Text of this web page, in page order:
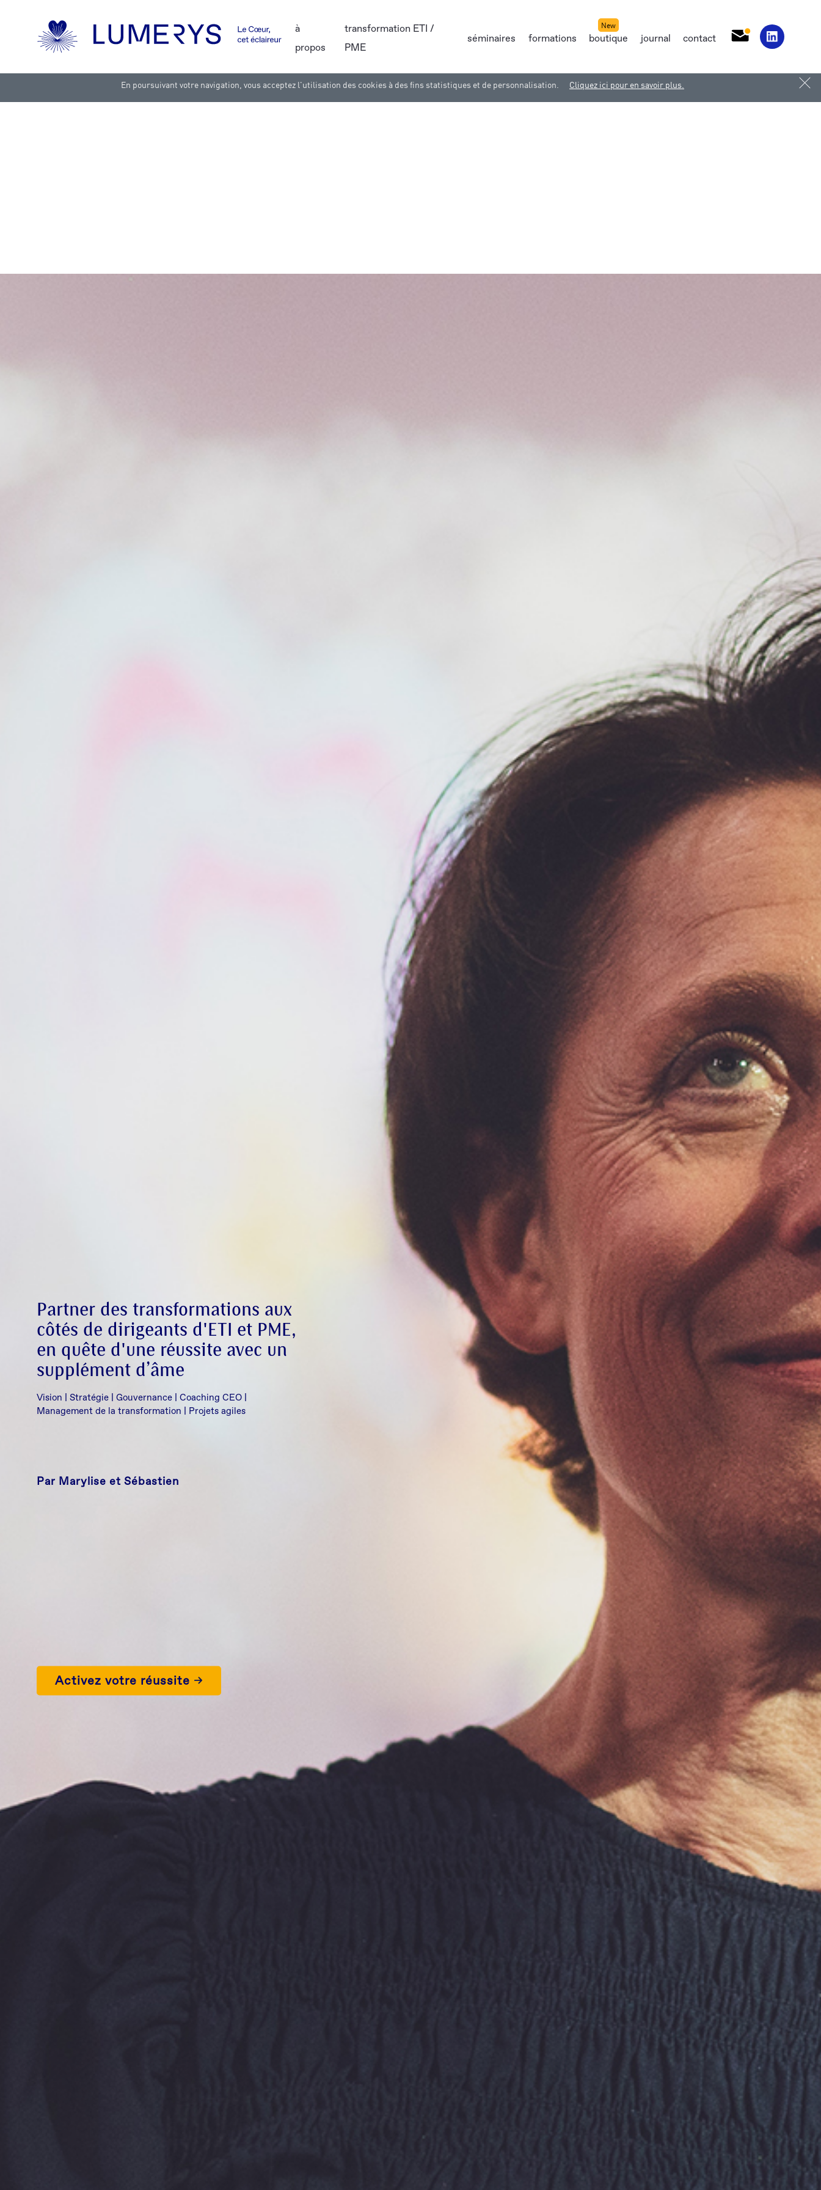
En poursuivant votre navigation, vous acceptez l'utilisation des cookies à des fins statistiques et de personnalisation. Cliquez ici pour en savoir plus.
à
propos
transformation ETI /
PME
séminaires formations boutique journal contact
Partner des transformations aux
côtés de dirigeants d'ETI et PME,
en quête d'une réussite avec un
supplément d’âme
Vision | Stratégie | Gouvernance | Coaching CEO |
Management de la transformation | Projets agiles
Par Marylise et Sébastien
Activez votre réussite
Recevez un concentré de techniques issues de stratégies
de réussite des neurosciences et de la cohérence cardiaque
et notre vidéo de coaching, pour
développer votre
business tout en étant profondément aligné(e) avec ce
que vous souhaitez accomplir.
Pour mieux vous inspirer, dîtes-nous ce qui vous
caractérise le mieux aujourd'hui
Recevez des conseils exclusifs issus des neurosciences, de l’épigénétique et des
découvertes en transformation humaine, directement applicables à vos projets.
Accédez en avant-première à nos formations, techniques avancées, séminaires et aux
coulisses de nos recherches et explorations à travers le monde.
Pour mieux vous inspirer, dîtes-nous ce qui vous caractérise le mieux aujourd'hui *
Veuillez vérifier votre demande.
politique de